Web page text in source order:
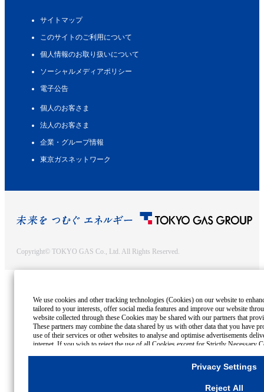
サイトマップ
このサイトのご利用について
個人情報のお取り扱いについて
ソーシャルメディアポリシー
電子公告
個人のお客さま
法人のお客さま
企業・グループ情報
東京ガスネットワーク
Copyright© TOKYO GAS Co., Ltd. All Rights Reserved.
We use cookies and other tracking technologies (Cookies) on our website to
tailored to your interests, offer social media features and improve our website
website collected through these Cookies may be shared with our partners that
These partners may combine the data shared by us with other data that you have
use of their services or other websites to analyse and optimise advertisements
internet. If you wish to reject the use of all Cookies except for Strictly Necessary
change your consent or rejection settings at any time by clicking the
"Privacy
Privacy Settings
Reject All